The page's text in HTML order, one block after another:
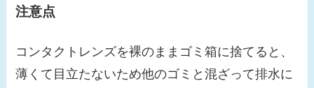
注意点
コンタクトレンズを裸のままゴミ箱に捨てると、
薄くて目立たないため他のゴミと混ざって排水に